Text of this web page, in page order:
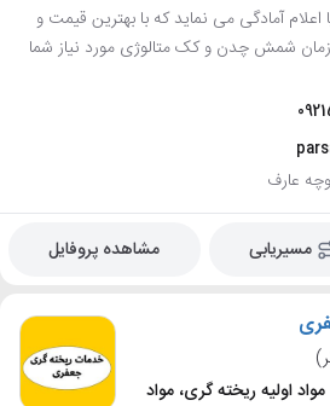
آمادگی می نماید که با بهترین قیمت و
زمان شمش چدن و کک متالوژی مورد نیاز شما
عارف
مسیریابی مشاهده پروفایل
اولیه ریخته گری، مواد